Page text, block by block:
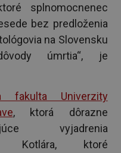
splnomocnenec
bez predloženia
na Slovensku
úmrtia“, je
fakulta Univerzity
, ktorá dôrazne
vyjadrenia
Kotlára, ktoré